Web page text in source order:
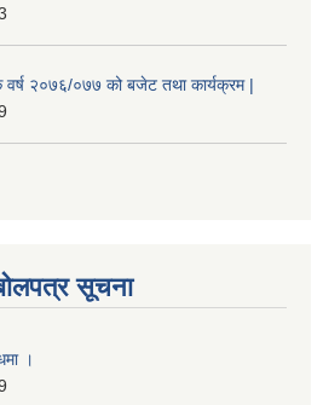
वर्ष २०७६/०७७ को बजेट तथा कार्यक्रम |
सूचना
।